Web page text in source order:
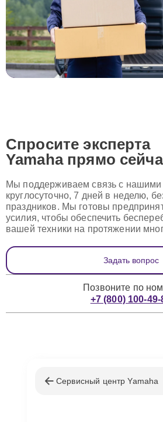
Спросите эксперта
Yamaha прямо
Мы поддерживаем связь с нашими
круглосуточно, 7 дней в неделю,
праздников. Мы готовы
усилия, чтобы обеспечить
вашей техники на протяжении
Задать вопрос
Позвоните по
+7 (800) 100-49-
Сервисный центр Yamaha